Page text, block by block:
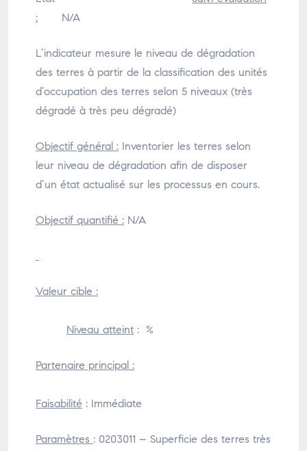
: N/A
L’indicateur mesure le niveau de dégradation
des terres à partir de la classification des unités
d’occupation des terres selon 5 niveaux (très
dégradé à très peu dégradé)
Objectif général : Inventorier les terres selon
leur niveau de dégradation afin de disposer
d’un état actualisé sur les processus en cours.
Objectif quantifié : N/A
Valeur cible :
Niveau atteint : %
Partenaire principal :
Faisabilité : Immédiate
Paramètres : 0203011 – Superficie des terres très